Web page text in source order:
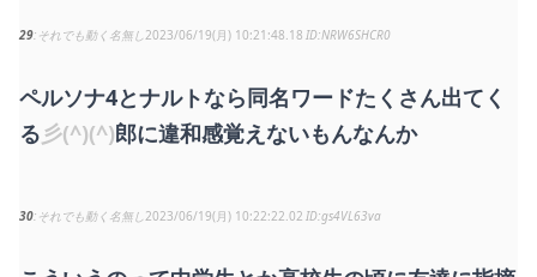
29 それでも動く名無し2023/06/19(月) 10:21:48.18 NRW6SHCR0
ペルソナ4とナルトなら同名ワードたくさん出てく
る彡(^)(^)郎に違和感覚えないもんなんか
30 それでも動く名無し2023/06/19(月) 10:22:22.02 gs4VL63va